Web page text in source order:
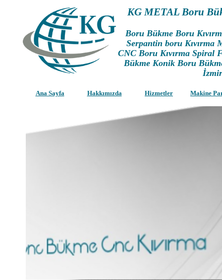
KG METAL Boru
Boru Bükme Boru
Serpantin boru Kıvırma
CNC Boru Kıvırma Spiral
Bükme Konik Boru
İzmir
Ana Sayfa Hakkımızda Hizmetler Makine